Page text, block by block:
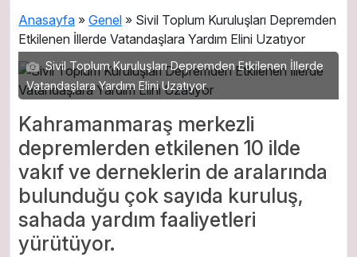
Anasayfa » Genel » Sivil Toplum Kuruluşları Depremden
Etkilenen İllerde Vatandaşlara Yardım Elini Uzatıyor
Sivil Toplum Kuruluşları Depremden Etkilenen İllerde
Vatandaşlara Yardım Elini Uzatıyor
Kahramanmaraş merkezli
depremlerden etkilenen 10 ilde
vakıf ve derneklerin de aralarında
bulunduğu çok sayıda kuruluş,
sahada yardım faaliyetleri
yürütüyor.